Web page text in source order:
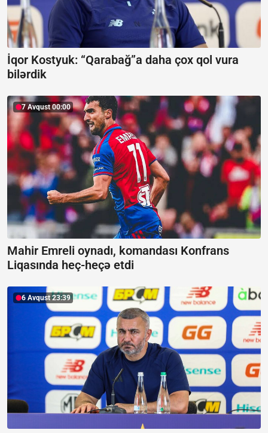
İqor Kostyuk: “Qarabağ”a daha çox qol vura
bilərdik
7 Avqust 00:00
Mahir Emreli oynadı, komandası Konfrans
Liqasında heç-heçə etdi
6 Avqust 23:39